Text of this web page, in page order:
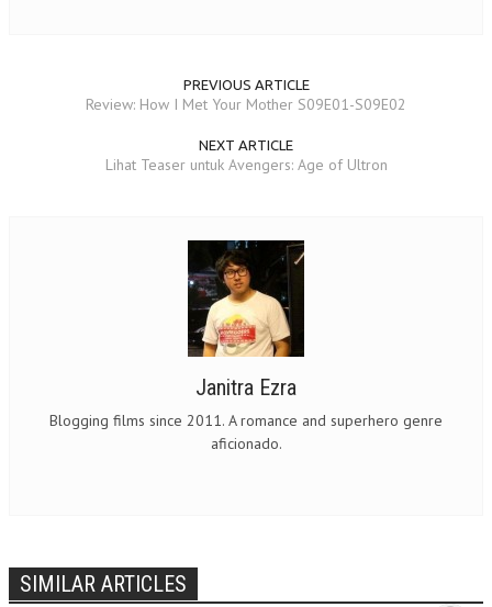
PREVIOUS ARTICLE
Review: How I Met Your Mother S09E01-S09E02
NEXT ARTICLE
Lihat Teaser untuk Avengers: Age of Ultron
Janitra Ezra
Blogging films since 2011. A romance and superhero genre
aficionado.
SIMILAR ARTICLES